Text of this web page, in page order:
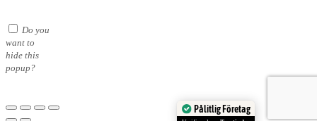
Do you
want to
hide this
popup?
Pålitlig Företag